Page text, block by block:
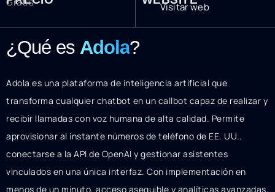
Visitar web
¿Qué es Adola?
Adola es una plataforma de inteligencia artificial que
transforma cualquier chatbot en un callbot capaz de realizar y
recibir llamadas con voz humana de alta calidad. Permite
aprovisionar al instante números de teléfono de EE. UU.,
conectarse a la API de OpenAI y gestionar asistentes
vinculados en una única interfaz. Con implementación en
menos de un minuto, acceso asequible y analíticas avanzadas,